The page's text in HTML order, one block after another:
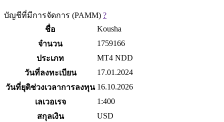
บัญชีที่มีการจัดการ (PAMM) ?
ชื่อ
Kousha
จำนวน
1759166
ประเภท
MT4 NDD
วันที่ลงทะเบียน
17.01.2024
วันที่ยุติช่วงเวลาการลงทุน 16.10.2026
เลเวอเรจ
1:400
สกุลเงิน
USD